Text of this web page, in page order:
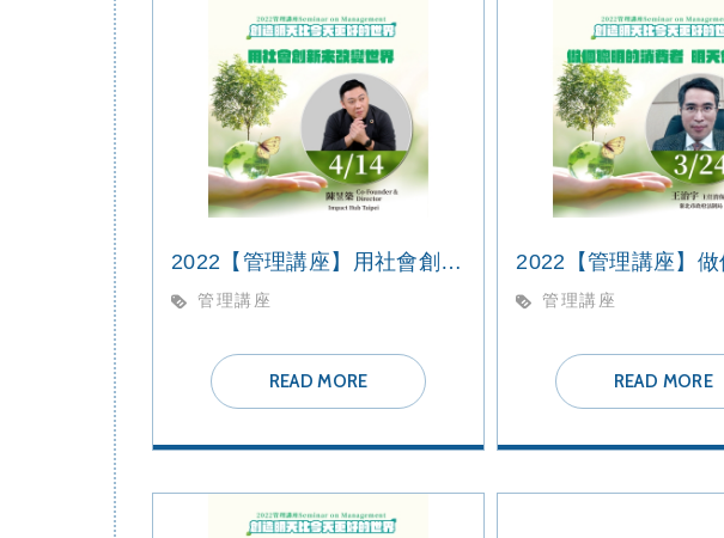
2022【管理講座】用社會創新來改變世界
管理講座
READ MORE
管理講座
READ MORE